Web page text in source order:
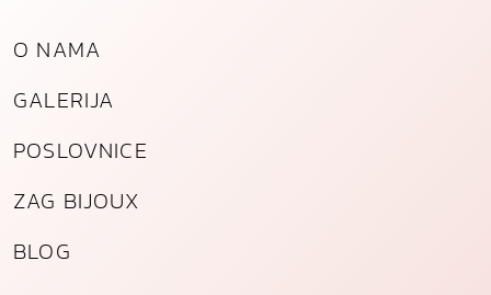
O NAMA
GALERIJA
POSLOVNICE
ZAG BIJOUX
BLOG